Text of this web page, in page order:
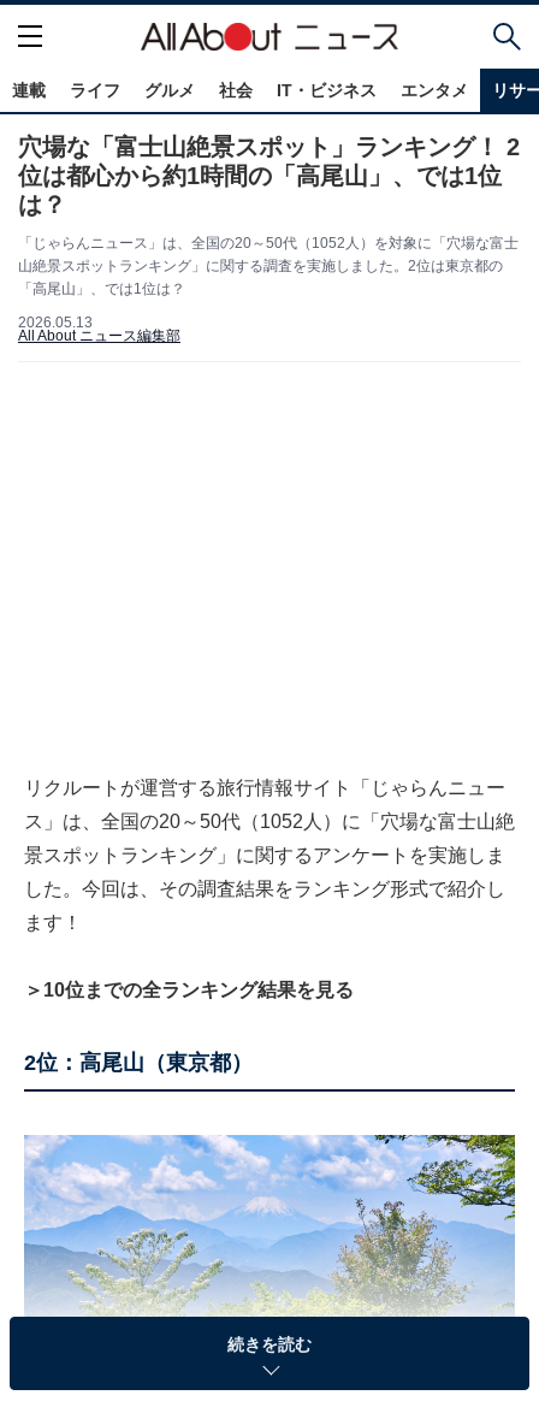
連載 ライフ グルメ 社会 IT・ビジネス エンタメ リサ
穴場な「富士山絶景スポット」ランキング！ 2
位は都心から約1時間の「高尾山」、では1位
は？
「じゃらんニュース」は、全国の20～50代（1052人）を対象に「穴場な富士
山絶景スポットランキング」に関する調査を実施しました。2位は東京都の
「高尾山」、では1位は？
2026.05.13
All About ニュース編集部
リクルートが運営する旅行情報サイト「じゃらんニュー
ス」は、全国の20～50代（1052人）に「穴場な富士山絶
景スポットランキング」に関するアンケートを実施しま
した。今回は、その調査結果をランキング形式で紹介し
ます！
＞10位までの全ランキング結果を見る
2位：高尾山（東京都）
続きを読む